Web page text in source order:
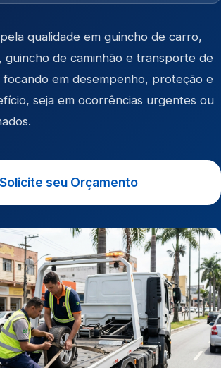
qualidade em guincho de carro,
, guincho de caminhão e transporte de
focando em desempenho, proteção e
seja em ocorrências urgentes ou
Solicite seu Orçamento